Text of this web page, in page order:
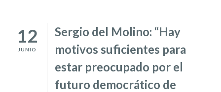
12
JUNIO
Sergio del Molino: “Hay
motivos suficientes para
estar preocupado por el
futuro democrático de